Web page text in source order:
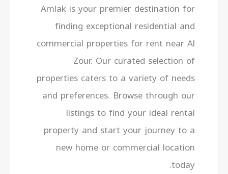
Amlak is your premier destination for
finding exceptional residential and
commercial properties for rent near Al
Zour. Our curated selection of
properties caters to a variety of needs
and preferences. Browse through our
listings to find your ideal rental
property and start your journey to a
new home or commercial location
today.